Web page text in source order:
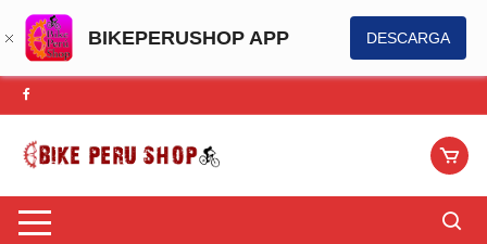
BIKEPERUSHOP APP DESCARGA
Saltar
al
contenido